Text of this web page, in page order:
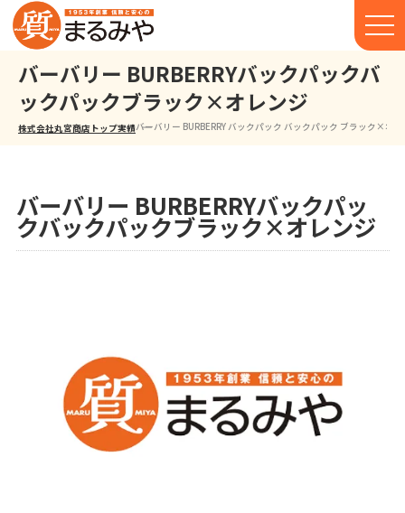
バーバリー BURBERRYバックパックバ
ックパックブラック×オレンジ
株式会社丸宮商店トップ⁩実績バーバリー BURBERRY バックパック バックパック ブラック×オ
バーバリー BURBERRYバックパッ
クバックパックブラック×オレンジ